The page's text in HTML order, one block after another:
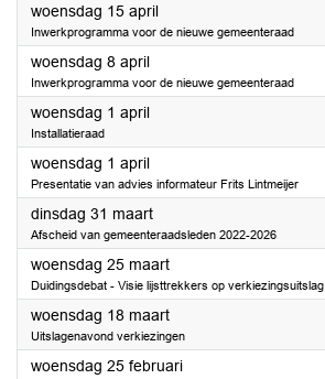
woensdag 15 april2026
Inwerkprogramma voor de nieuwe gemeenteraad
woensdag 8 april2026
Inwerkprogramma voor de nieuwe gemeenteraad
woensdag 1 april2026
Installatieraad
woensdag 1 april2026
Presentatie van advies informateur Frits Lintmeijer
dinsdag 31 maart2026
Afscheid van gemeenteraadsleden 2022-2026
woensdag 25 maart2026
Duidingsdebat - Visie lijsttrekkers op verkiezingsuitslag
woensdag 18 maart2026
Uitslagenavond verkiezingen
woensdag 25 februari2026